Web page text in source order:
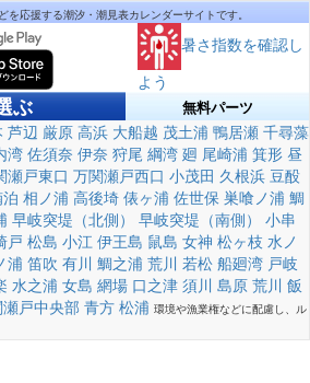
を応援する潮汐・潮見表カレンダーサイトです。
暑さ指数を確認し
よう
ぶ 無料パーツ
芦辺 厳原 高浜 大船越 茂土浦 鴨居瀬 千尋藻
湾 佐須奈 伊奈 狩尾 綱湾 廻 尾崎浦 箕形 昼
瀬戸東口 万関瀬戸西口 小茂田 久根浜 豆酘
相ノ浦 高後埼 俵ヶ浦 佐世保 巣喰ノ浦 鯛
早岐突堤（北側） 早岐突堤（南側）
小串
戸 松島 小江 伊王島 鼠島 女神 松ヶ枝 水ノ
浦 笛吹 有川 鯛之浦 荒川 若松 船廻湾 戸岐
水之浦 女島 網場 口之津 須川 島原 荒川 飯
戸中央部 青方 松浦 環境や漁業権などに配慮し、ル